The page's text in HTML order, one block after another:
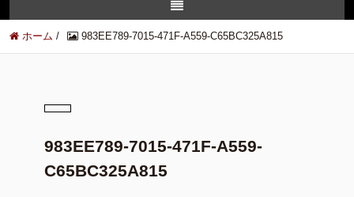
ホーム / 983EE789-7015-471F-A559-C65BC325A815
983EE789-7015-471F-A559-
C65BC325A815